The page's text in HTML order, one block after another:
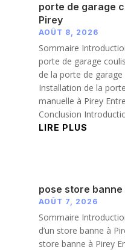
porte de garage
Pirey
AOÛT 8, 2026
Sommaire
porte de garage
de la porte de
Installation de la
manuelle à Pirey
Conclusion
LIRE PLUS
pose store banne
AOÛT 7, 2026
Sommaire
d’un store banne à
store banne à Pirey